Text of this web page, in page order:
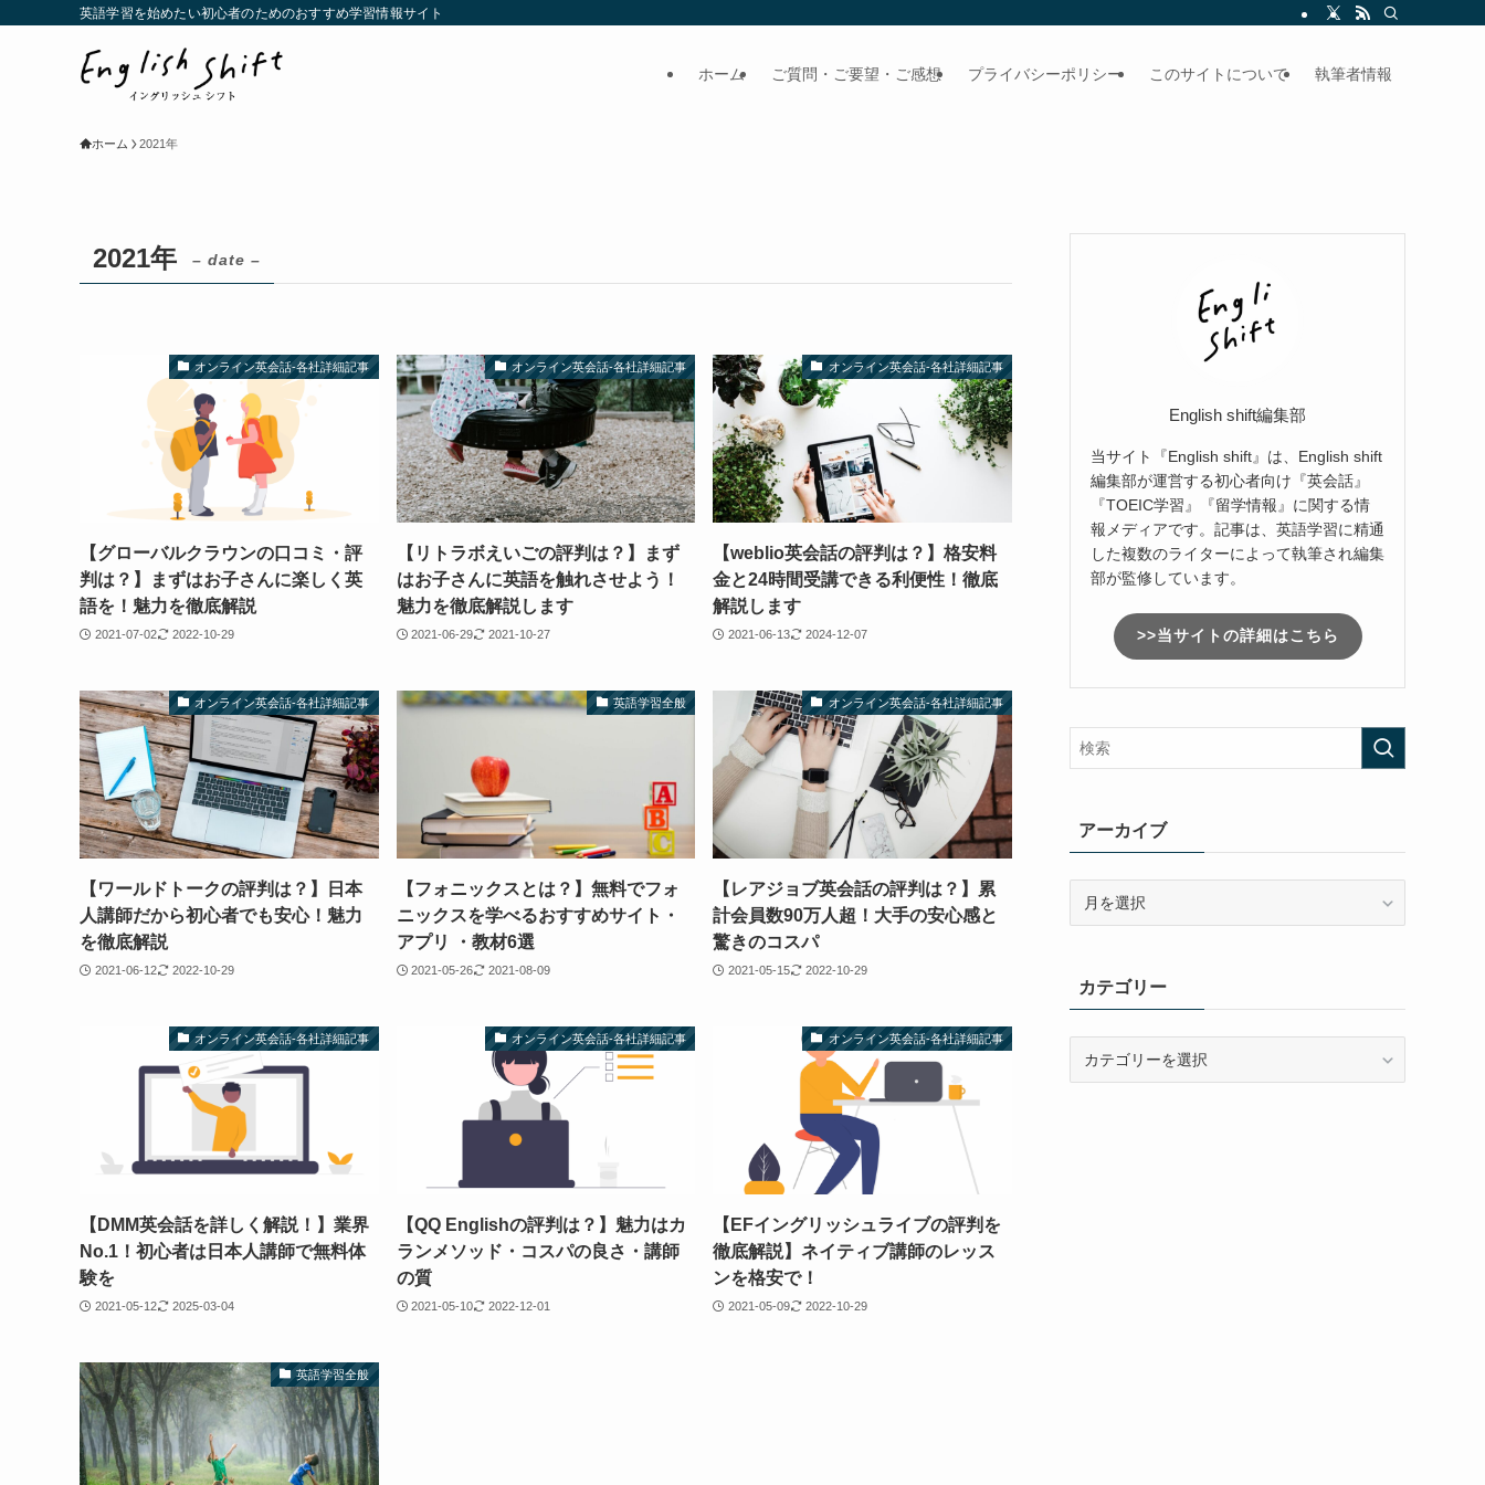
英語学習を始めたい初心者のためのおすすめ学習情報サイト
ホーム ご質問・ご要望・ご感想 プライバシーポリシー このサイトについて 執筆者情報
ホーム 2021年
2021年 – date –
オンライン英会話-各社詳細記事
【グローバルクラウンの口コミ・評
判は？】まずはお子さんに楽しく英
語を！魅力を徹底解説
2021-07-02 2022-10-29
オンライン英会話-各社詳細記事
【リトラボえいごの評判は？】まず
はお子さんに英語を触れさせよう！
魅力を徹底解説します
2021-06-29 2021-10-27
オンライン英会話-各社詳細記事
【weblio英会話の評判は？】格安料
金と24時間受講できる利便性！徹底
解説します
2021-06-13 2024-12-07
オンライン英会話-各社詳細記事
【ワールドトークの評判は？】日本
人講師だから初心者でも安心！魅力
を徹底解説
2021-06-12 2022-10-29
英語学習全般
【フォニックスとは？】無料でフォ
ニックスを学べるおすすめサイト・
アプリ ・教材6選
2021-05-26 2021-08-09
オンライン英会話-各社詳細記事
【レアジョブ英会話の評判は？】累
計会員数90万人超！大手の安心感と
驚きのコスパ
2021-05-15 2022-10-29
オンライン英会話-各社詳細記事
【DMM英会話を詳しく解説！】業界
No.1！初心者は日本人講師で無料体
験を
2021-05-12 2025-03-04
オンライン英会話-各社詳細記事
【QQ Englishの評判は？】魅力はカ
ランメソッド・コスパの良さ・講師
の質
2021-05-10 2022-12-01
オンライン英会話-各社詳細記事
【EFイングリッシュライブの評判を
徹底解説】ネイティブ講師のレッス
ンを格安で！
2021-05-09 2022-10-29
英語学習全般
English shift編集部
当サイト『English shift』は、English shift
編集部が運営する初心者向け『英会話』
『TOEIC学習』『留学情報』に関する情
報メディアです。記事は、英語学習に精通
した複数のライターによって執筆され編集
部が監修しています。
>>当サイトの詳細はこちら
アーカイブ
ブカテゴリー